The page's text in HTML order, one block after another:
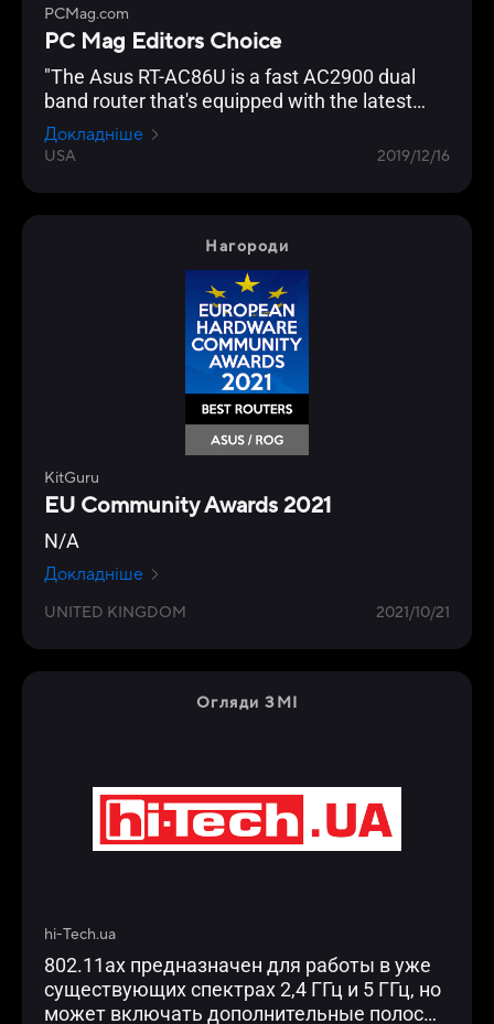
PCMag.com
PC Mag Editors Choice
"The Asus RT-AC86U is a fast AC2900 dual
band router that's equipped with the latest
networking technology and is loaded with
gamer optimization and network protection
Докладніше
USA 2019/12/16
Нагороди
KitGuru
EU Community Awards 2021
N/A
Докладніше
UNITED KINGDOM 2021/10/21
Огляди ЗМІ
hi-Tech.ua
802.11ax предназначен для работы в уже
существующих спектрах 2,4 ГГц и 5 ГГц, но
может включать дополнительные полосы